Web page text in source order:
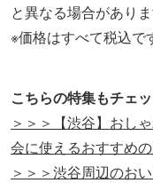
と異なる場合があり
※価格はすべて税込で
こちらの特集もチェッ
＞＞＞【渋谷】おし
会に使えるおすすめ
＞＞＞渋谷周辺のお